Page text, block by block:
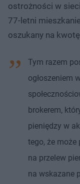
ostrożności w
77-letni
oszukany na
Tym razem
ogłoszeniem
brokerem,
pieniędzy w
tego, że może
na przelew
na wskazane